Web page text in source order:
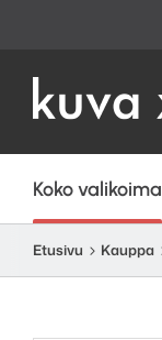
Koko valikoima
Etusivu Kauppa